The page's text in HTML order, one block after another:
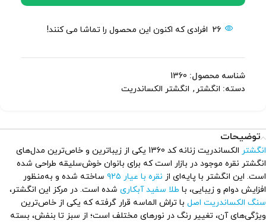
26 افرادی که اکنون این محصول را تماشا می کنند!
شناسه محصول: 1360
دسته: انگشتر , انگشتر الکساندریت
توضیحات
انگشتر
الکساندریت زنانه کد 1360 یکی از زیباترین و خاص‌ترین مدل‌های
انگشتر نقره موجود در بازار است که برای بانوان خوش‌سلیقه طراحی شده
است. این انگشتر با پایه‌ای از نقره با عیار ۹۲۵
ساخته شده و به‌منظور
افزایش دوام و زیبایی، با طلا سفید آبکاری شده است. در مرکز این انگشتر،
سنگ الکساندریت اصل با تراش الماسه قرار گرفته که یکی از خاص‌ترین
ویژگی‌های آن، تغییر رنگ در نورهای مختلف است؛ از سبز تا بنفش، بسته